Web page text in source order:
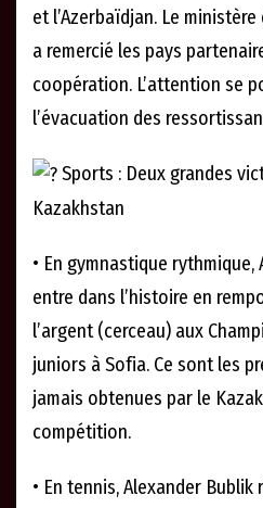
et l’Azerbaïdjan. Le
a remercié les pays
coopération. L’attention se
l’évacuation des
Sports : Deux grandes
Kazakhstan
• En gymnastique rythmique,
entre dans l’histoire en
l’argent (cerceau) aux
juniors à Sofia. Ce sont les
jamais obtenues par le
compétition.
• En tennis, Alexander